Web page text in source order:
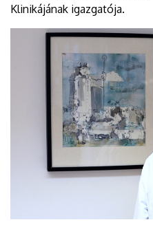
Klinikájának igazgatója.